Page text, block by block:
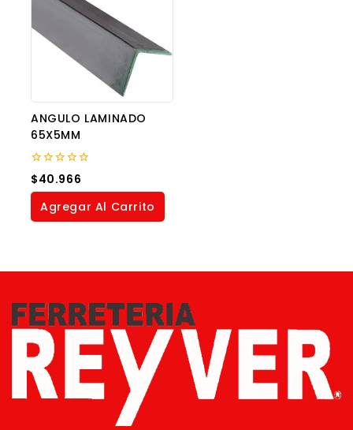
ANGULO LAMINADO
65X5MM
0
out
of
$40.966
Agregar Al Carrito